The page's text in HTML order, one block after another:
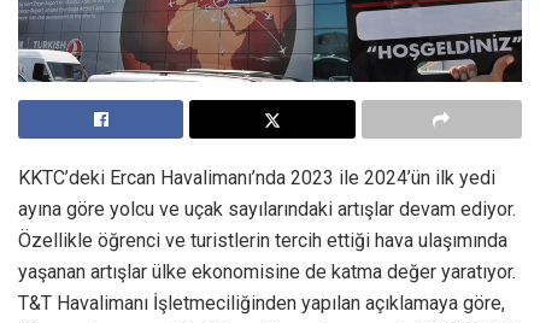
KKTC’deki Ercan Havalimanı’nda 2023 ile 2024’ün ilk yedi
ayına göre yolcu ve uçak sayılarındaki artışlar devam ediyor.
Özellikle öğrenci ve turistlerin tercih ettiği hava ulaşımında
yaşanan artışlar ülke ekonomisine de katma değer yaratıyor.
T&T Havalimanı İşletmeciliğinden yapılan açıklamaya göre,